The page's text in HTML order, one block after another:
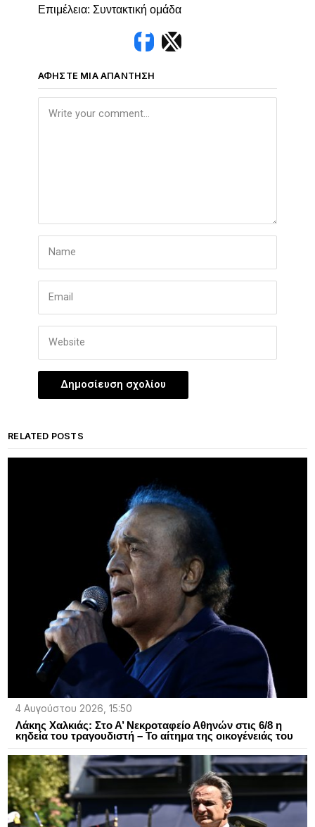
Επιμέλεια: Συντακτική ομάδα
ΑΦΉΣΤΕ ΜΙΑ ΑΠΆΝΤΗΣΗ
RELATED POSTS
4 Αυγούστου 2026, 15:50
Λάκης Χαλκιάς: Στο Α’ Νεκροταφείο Αθηνών στις 6/8 η
κηδεία του τραγουδιστή – Το αίτημα της οικογένειάς του